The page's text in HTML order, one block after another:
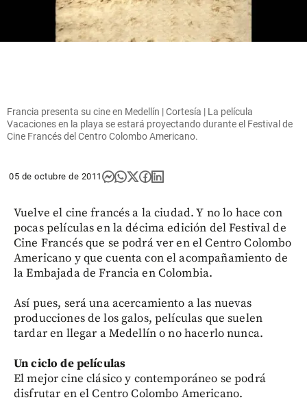
Francia presenta su cine en Medellín | Cortesía | La película
Vacaciones en la playa se estará proyectando durante el Festival de
Cine Francés del Centro Colombo Americano.
05 de octubre de 2011
Vuelve el cine francés a la ciudad. Y no lo hace con
pocas películas en la décima edición del Festival de
Cine Francés que se podrá ver en el Centro Colombo
Americano y que cuenta con el acompañamiento de
la Embajada de Francia en Colombia.
Así pues, será una acercamiento a las nuevas
producciones de los galos, películas que suelen
tardar en llegar a Medellín o no hacerlo nunca.
Un ciclo de películas
El mejor cine clásico y contemporáneo se podrá
disfrutar en el Centro Colombo Americano.